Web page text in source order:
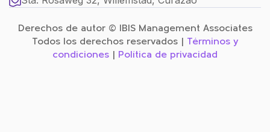
Derechos de autor © IBIS Management Associates
Todos los derechos reservados | Términos y
condiciones
Política de privacidad